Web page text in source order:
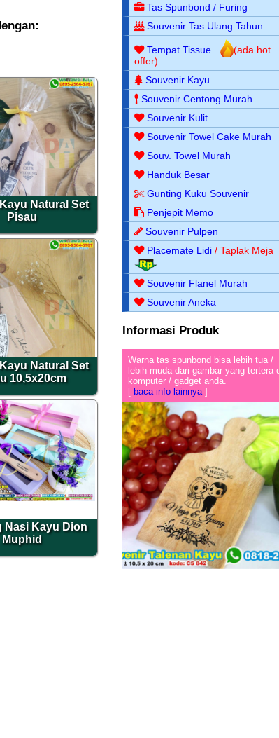
Natural Set
Pisau
Natural Set
10,5x20cm
Nasi Kayu Dion
Muphid
Tas Spunbond / Furing
Souvenir Tas Ulang Tahun
Tempat Tissue
(ada hot
offer)
Souvenir Kayu
Souvenir Centong Murah
Souvenir Kulit
Souvenir Towel Cake Murah
Souv. Towel Murah
Handuk Besar
Gunting Kuku Souvenir
Penjepit Memo
Souvenir Pulpen
Placemate Lidi / Taplak Meja
Souvenir Flanel Murah
Souvenir Aneka
Informasi Produk
Warna tas spunbond bisa lebih tua /
lebih muda dari gambar yang tertera
komputer / gadget anda.
[ baca info lainnya]